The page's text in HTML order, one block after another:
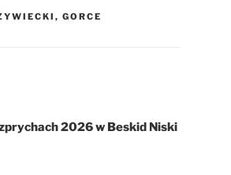
,GORCE
2026 w Beskid Niski